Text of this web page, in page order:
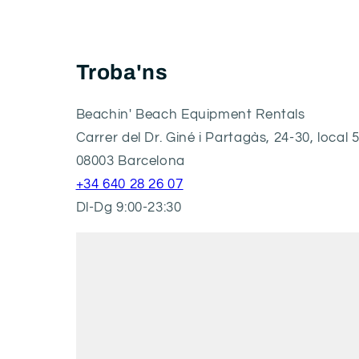
Troba'ns
Beachin' Beach Equipment Rentals
Carrer del Dr. Giné i Partagàs, 24-30, local 5
08003 Barcelona
+34 640 28 26 07
Dl-Dg 9:00-23:30